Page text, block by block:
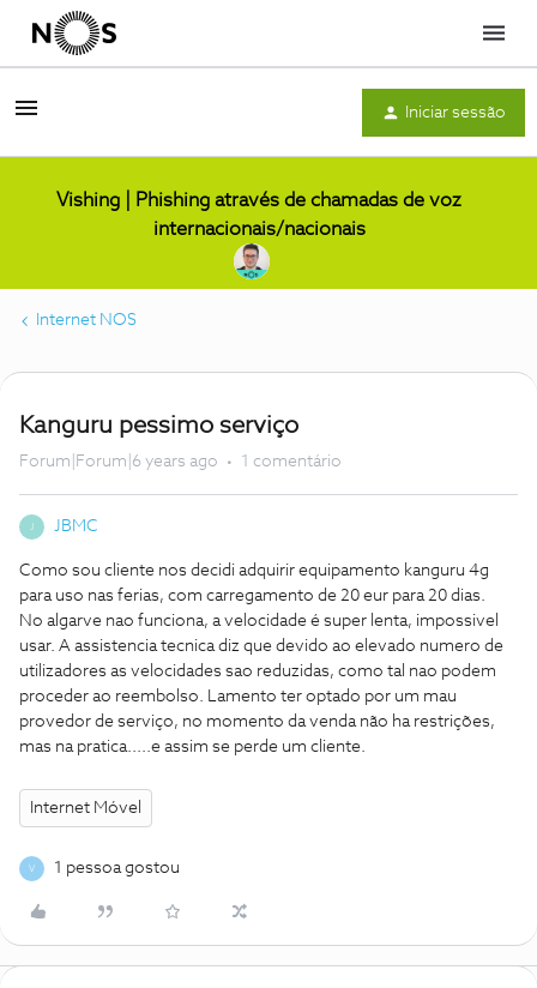
Menu
Iniciar sessão
Vishing | Phishing através de chamadas de voz
internacionais/nacionais
Internet NOS
Kanguru pessimo serviço
Forum|Forum|6 years ago 1 comentário
JBMC
Como sou cliente nos decidi adquirir equipamento kanguru 4g
para uso nas ferias, com carregamento de 20 eur para 20 dias.
No algarve nao funciona, a velocidade é super lenta, impossivel
usar. A assistencia tecnica diz que devido ao elevado numero de
utilizadores as velocidades sao reduzidas, como tal nao podem
proceder ao reembolso. Lamento ter optado por um mau
provedor de serviço, no momento da venda não ha restrições,
mas na pratica.....e assim se perde um cliente.
Internet Móvel
V 1 pessoa gostou